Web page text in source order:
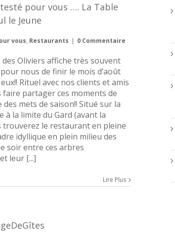
pour vous …. La Table
le Jeune
vous, Restaurants | 0 Commentaire
Oliviers affiche très souvent
nous de finir le mois d’août
Rituel avec nos clients et amis
partager ces moments de
mets de saison!! Situé sur la
à la limite du Gard (avant la
trouverez le restaurant en pleine
idyllique en plein milieu des
soir entre ces arbres
leur [...]
Lire Plus